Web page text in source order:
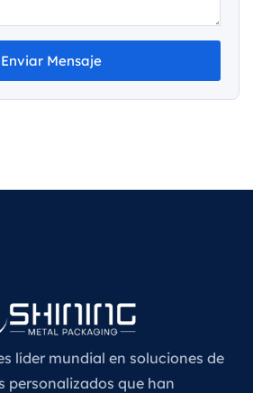
Enviar Mensaje
líder mundial en soluciones de
personalizados que han